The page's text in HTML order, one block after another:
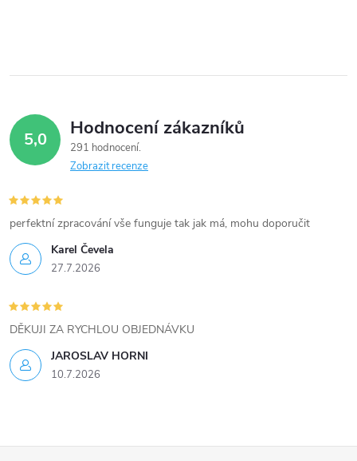
5,0 Hodnocení zákazníků
291 hodnocení
Zobrazit recenze
Karel Čevela
27.7.2026
perfektní zpracování vše funguje tak jak má, mohu doporučit
JAROSLAV HORNI
10.7.2026
DĚKUJI ZA RYCHLOU OBJEDNÁVKU